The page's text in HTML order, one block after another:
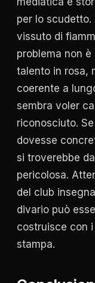
per lo scudetto.
vissuto di
problema non
talento in rosa,
coerente a
sembra voler
riconosciuto.
dovesse
si troverebbe
pericolosa.
del club
divario può
costruisce con
stampa.